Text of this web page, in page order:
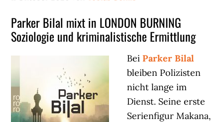
Parker Bilal mixt in LONDON BURNING
Soziologie und kriminalistische Ermittlung
Bei Parker Bilal
bleiben Polizisten
nicht lange im
Dienst. Seine erste
Serienfigur Makana,